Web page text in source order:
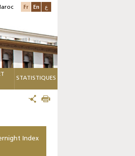
Fr En ع
STATISTIQUES
Index